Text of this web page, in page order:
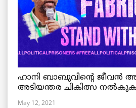
ഹാനി ബാബുവിന്റെ ജീവൻ
അടിയന്തര ചികിത്സ നൽകുക
May 12, 2021